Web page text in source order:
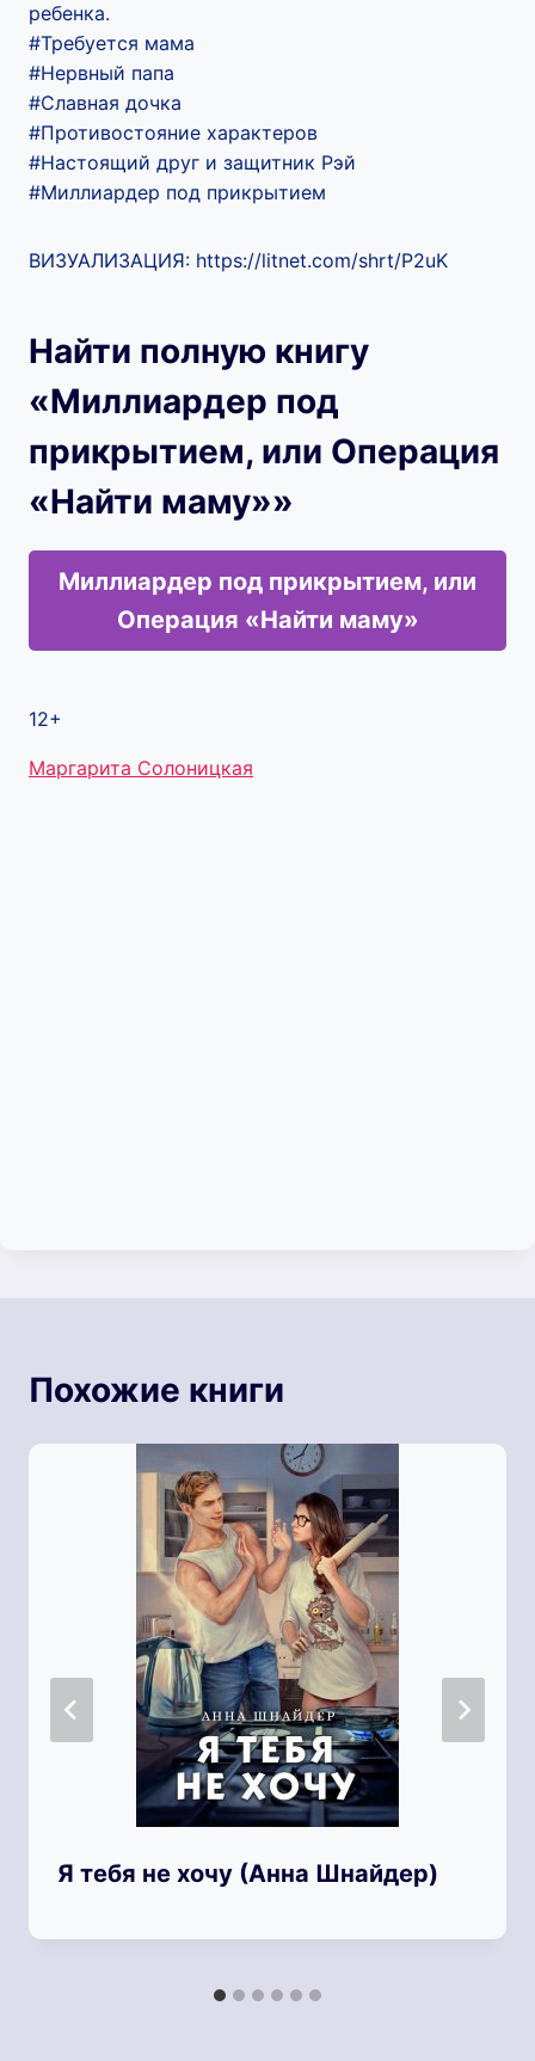
ребенка.
#Требуется мама
#Нервный папа
#Славная дочка
#Противостояние характеров
#Настоящий друг и защитник Рэй
#Миллиардер под прикрытием
ВИЗУАЛИЗАЦИЯ: https://litnet.com/shrt/P2uK
Найти полную книгу
«Миллиардер под
прикрытием, или Операция
«Найти маму»»
Миллиардер под прикрытием, или
Операция «Найти маму»
12+
Метки
Маргарита Солоницкая
Похожие книги
Я тебя не хочу (Анна Шнайдер)